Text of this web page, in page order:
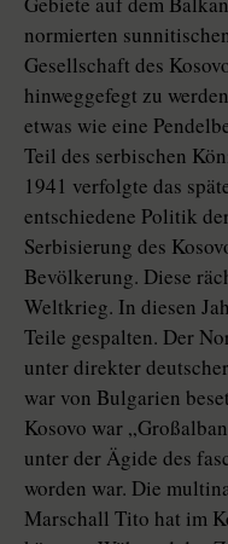
normierten
Gesellschaft des
hinweggefegt zu
etwas wie eine
Teil des serbischen
1941 verfolgte das
entschiedene Politik
Serbisierung des
Bevölkerung. Diese
Weltkrieg. In diesen
Teile gespalten. Der
unter direkter
war von Bulgarien
Kosovo war
unter der Ägide des
worden war. Die
Marschall Tito hat im